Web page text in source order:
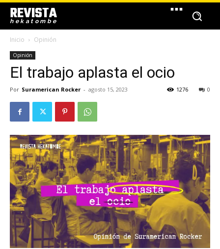
REVISTA
hekatombe
Inicio Opinión
Opinión
El trabajo aplasta el ocio
Por Suramerican Rocker - agosto 15, 2023 0
1276